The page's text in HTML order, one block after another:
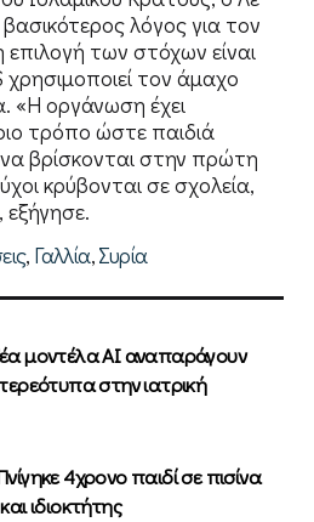
λόγος για τον
επιλογή των στόχων είναι
τον άμαχο
«Η οργάνωση έχει
τρόπο ώστε παιδιά
να βρίσκονται στην πρώτη
κρύβονται σε σχολεία,
εξήγησε.
, Γαλλία,Συρία
μοντέλα ΑΙ αναπαράγουν
στην ιατρική
4χρονο παιδί σε πισίνα
ιδιοκτήτης